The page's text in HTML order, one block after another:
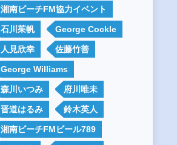
湘南ビーチFM協力イベント
石川茱帆 George Cockle
人見欣幸 佐藤竹善
George Williams
森川いつみ 府川唯未
晋道はるみ 鈴木英人
湘南ビーチFMビール789